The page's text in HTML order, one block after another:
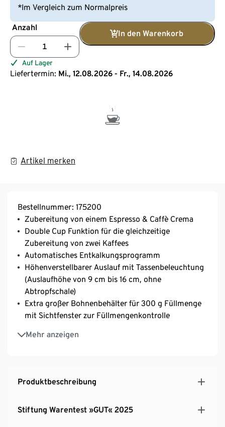
*Im Vergleich zum Normalpreis
Anzahl
In den Warenkorb
Auf Lager
Liefertermin: Mi., 12.08.2026 - Fr., 14.08.2026
Artikel merken
Bestellnummer: 175200
Zubereitung von einem Espresso & Caffè Crema
Double Cup Funktion für die gleichzeitige
Zubereitung von zwei Kaffees​
Automatisches Entkalkungsprogramm
Höhenverstellbarer Auslauf mit Tassenbeleuchtung
(Auslaufhöhe von 9 cm bis 16 cm, ohne
Abtropfschale)
Extra großer Bohnenbehälter für 300 g Füllmenge
mit Sichtfenster zur Füllmengenkontrolle
Mehr anzeigen
Programmierbare Getränkemenge von 25 bis 250
Küchenoberschränke
Platzsparendes Design: nur 18 cm breit
GRATIS Kaffee
Produktbeschreibung
Stiftung Warentest »GUT« 2025